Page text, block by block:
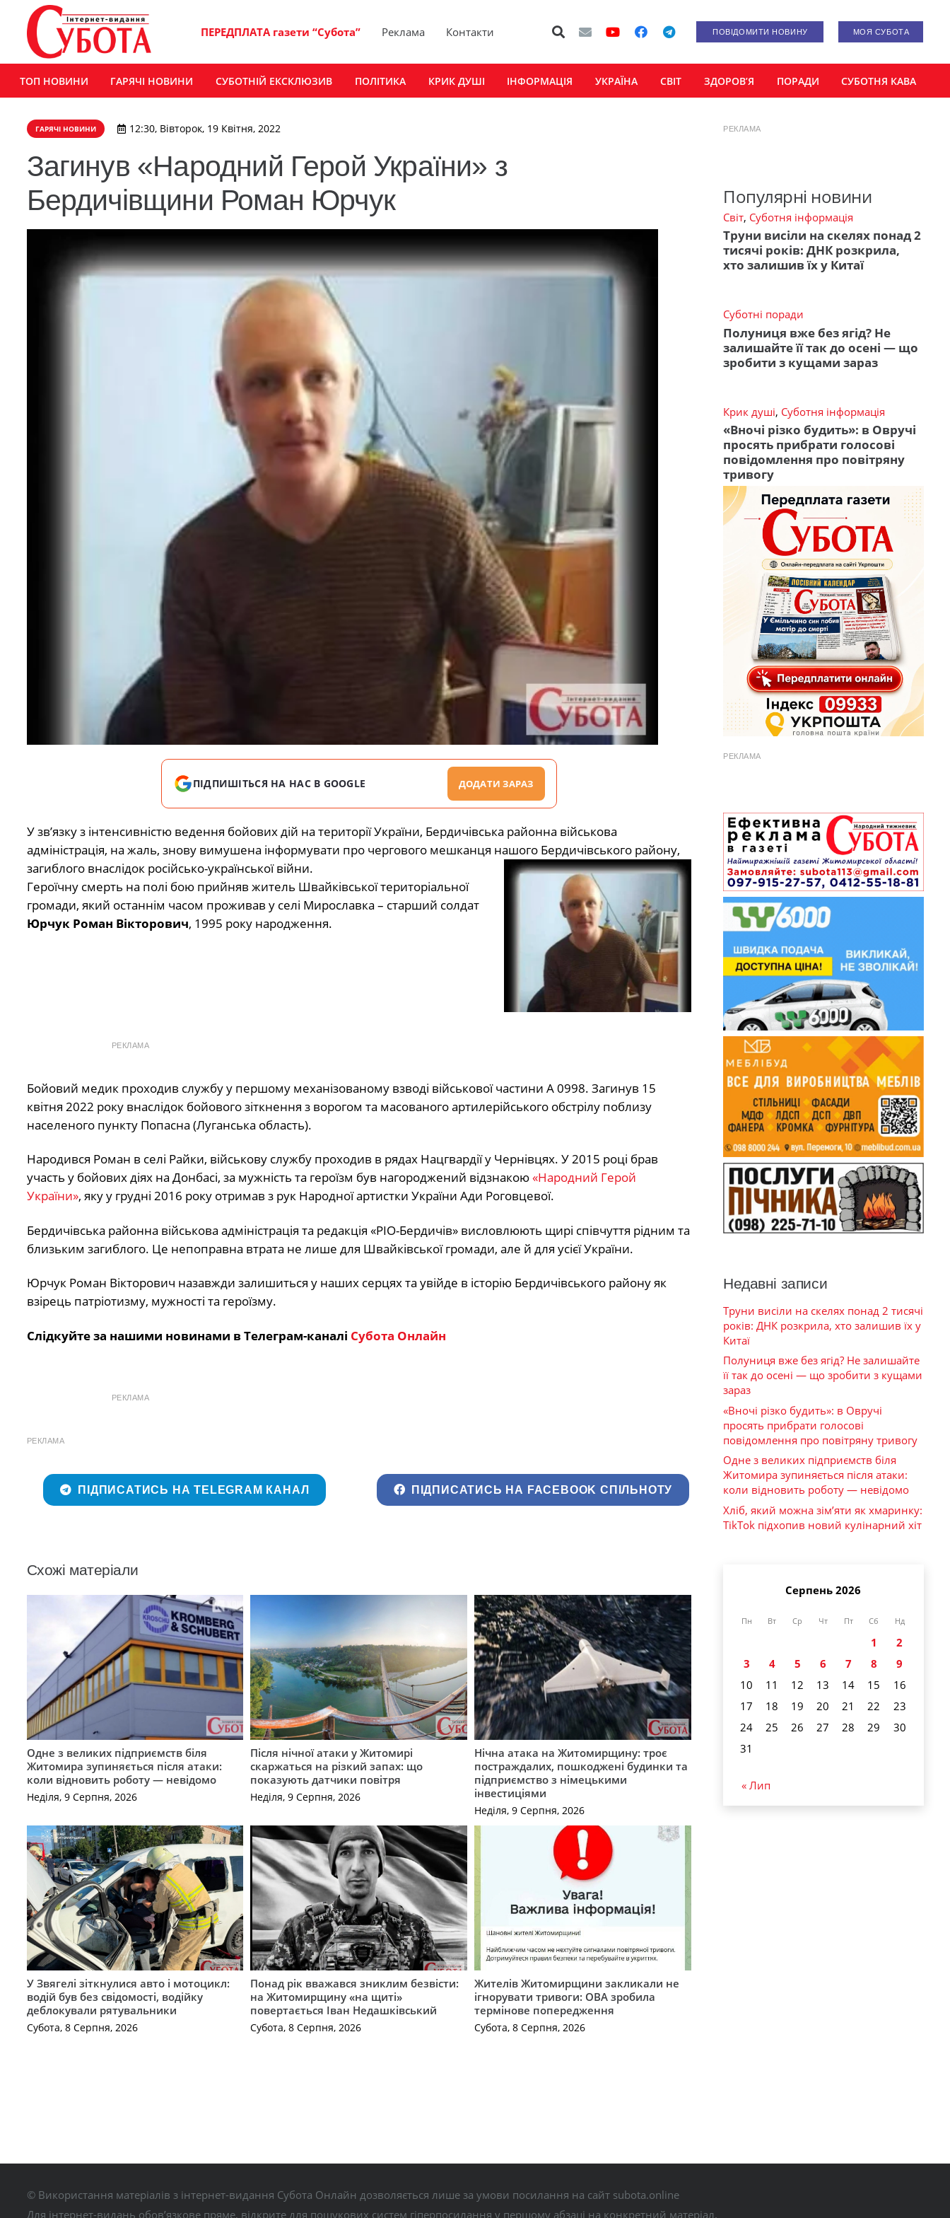
ПЕРЕДПЛАТА газети “Субота” Реклама Контакти ПОВІДОМИТИ НОВИНУ МОЯ СУБОТА
ТОП НОВИНИ ГАРЯЧІ НОВИНИ СУБОТНІЙ ЕКСКЛЮЗИВ ПОЛІТИКА КРИК ДУШІ ІНФОРМАЦІЯ УКРАЇНА СВІТ ЗДОРОВ’Я ПОРАДИ СУБОТНЯ КАВА
ГАРЯЧІ НОВИНИ 12:30, Вівторок, 19 Квітня, 2022
Загинув «Народний Герой України» з
Бердичівщини Роман Юрчук
ПІДПИШІТЬСЯ НА НАС В GOOGLE ДОДАТИ ЗАРАЗ
У зв’язку з інтенсивністю ведення бойових дій на території України, Бердичівська районна військова
адміністрація, на жаль, знову вимушена інформувати про чергового мешканця нашого Бердичівського району,
загиблого внаслідок російсько-української війни.
Героїчну смерть на полі бою прийняв житель Швайківської територіальної
громади, який останнім часом проживав у селі Мирославка – старший солдат
Юрчук Роман Вікторович, 1995 року народження.
РЕКЛАМА
Бойовий медик проходив службу у першому механізованому взводі військової частини А 0998. Загинув 15
квітня 2022 року внаслідок бойового зіткнення з ворогом та масованого артилерійського обстрілу поблизу
населеного пункту Попасна (Луганська область).
Народився Роман в селі Райки, військову службу проходив в рядах Нацгвардії у Чернівцях. У 2015 році брав
участь у бойових діях на Донбасі, за мужність та героїзм був нагороджений відзнакою«Народний Герой
України», яку у грудні 2016 року отримав з рук Народної артистки України Ади Роговцевої.
Бердичівська районна військова адміністрація та редакція «РІО-Бердичів» висловлюють щирі співчуття рідним та
близьким загиблого. Це непоправна втрата не лише для Швайківської громади, але й для усієї України.
Юрчук Роман Вікторович назавжди залишиться у наших серцях та увійде в історію Бердичівського району як
взірець патріотизму, мужності та героїзму.
Слідкуйте за нашими новинами в Телеграм-каналі Субота Онлайн
РЕКЛАМА
РЕКЛАМА
ПІДПИСАТИСЬ НА TELEGRAM КАНАЛ ПІДПИСАТИСЬ НА FACEBOOK СПІЛЬНОТУ
Схожі матеріали
Одне з великих підприємств біля
Житомира зупиняється після атаки:
коли відновить роботу — невідомо
Неділя, 9 Серпня, 2026
Після нічної атаки у Житомирі
скаржаться на різкий запах: що
показують датчики повітря
Неділя, 9 Серпня, 2026
Нічна атака на Житомирщину: троє
постраждалих, пошкоджені будинки та
підприємство з німецькими
інвестиціями
Неділя, 9 Серпня, 2026
У Звягелі зіткнулися авто і мотоцикл:
водій був без свідомості, водійку
деблокували рятувальники
Субота, 8 Серпня, 2026
Понад рік вважався зниклим безвісти:
на Житомирщину «на щиті»
повертається Іван Недашківський
Субота, 8 Серпня, 2026
Жителів Житомирщини закликали не
ігнорувати тривоги: ОВА зробила
термінове попередження
Субота, 8 Серпня, 2026
РЕКЛАМА
Популярні новини
Світ, Суботня інформація
Труни висіли на скелях понад 2
тисячі років: ДНК розкрила,
хто залишив їх у Китаї
Суботні поради
Полуниця вже без ягід? Не
залишайте її так до осені — що
зробити з кущами зараз
Крик душі, Суботня інформація
«Вночі різко будить»: в Овручі
просять прибрати голосові
повідомлення про повітряну
тривогу
РЕКЛАМА
Недавні записи
Труни висіли на скелях понад 2 тисячі
років: ДНК розкрила, хто залишив їх у
Китаї
Полуниця вже без ягід? Не залишайте
її так до осені — що зробити з кущами
зараз
«Вночі різко будить»: в Овручі
просять прибрати голосові
повідомлення про повітряну тривогу
Одне з великих підприємств біля
Житомира зупиняється після атаки:
коли відновить роботу — невідомо
Хліб, який можна зім’яти як хмаринку:
TikTok підхопив новий кулінарний хіт
Серпень 2026
Пн Вт Ср Чт Пт Сб Нд
1
2
3
4 5 6 7 8
9
10
11 12 13 14 15
16
17
18 19 20 21 22
23
24
25 26 27 28 29
30
31
« Лип
© Використання матеріалів з інтернет-видання Субота Онлайн дозволяється лише за умови посилання на сайт subota.online
Для інтернет-видань обов’язкове пряме, відкрите для пошукових систем гіперпосилання у першому абзаці на конкретний матеріал.